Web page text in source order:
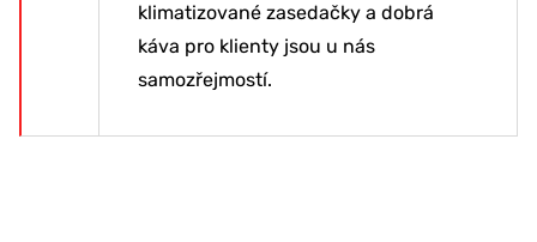
klimatizované zasedačky a dobrá
káva pro klienty jsou u nás
samozřejmostí.